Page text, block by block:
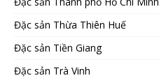
Đặc sản Thừa Thiên Huế
Đặc sản Tiền Giang
Đặc sản Trà Vinh